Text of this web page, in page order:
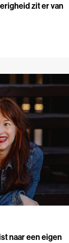
zit er van
naar een eigen